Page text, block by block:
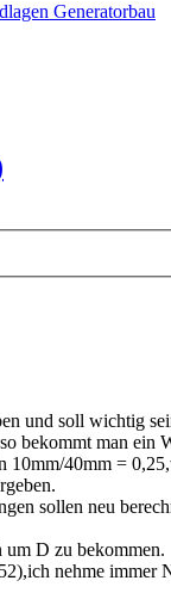
Generatorbau
und soll wichtig
bekommt man ein
40mm =
sollen neu
um D zu bekommen.
nehme immer